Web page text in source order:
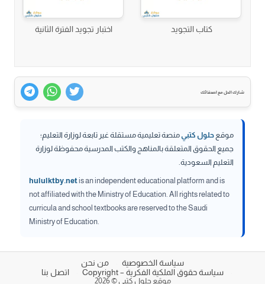
كتاب التجويد اختبار تجويد الفترة الثانية
شارك الحل مع اصدقائك
موقع حلول كتبيمنصة تعليمية مستقلة غير تابعة لوزارة التعليم؛
جميع الحقوق المتعلقة بالمناهج والكتب المدرسية محفوظة لوزارة
التعليم السعودية.
hululktby.netis an independent educational platform and is
not affiliated with the Ministry of Education. All rights related to
curricula and school textbooks are reserved to the Saudi
Ministry of Education.
سياسة الخصوصية
من نحن
سياسة حقوق الملكية الفكرية – Copyright
اتصل بنا
موقع حلول كتبي © 2026